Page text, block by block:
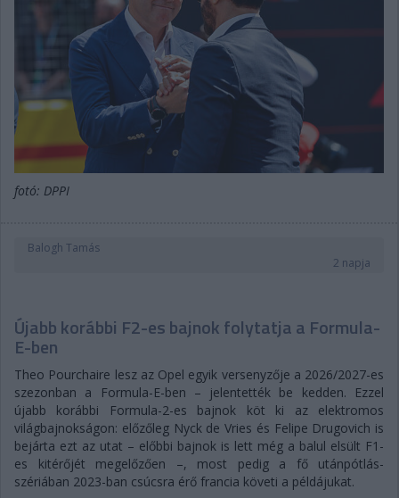
fotó: DPPI
Balogh Tamás
2 napja
Újabb korábbi F2-es bajnok folytatja a Formula-
E-ben
Theo Pourchaire lesz az Opel egyik versenyzője a 2026/2027-es
szezonban a Formula-E-ben – jelentették be kedden. Ezzel
újabb korábbi Formula-2-es bajnok köt ki az elektromos
világbajnokságon: előzőleg Nyck de Vries és Felipe Drugovich is
bejárta ezt az utat – előbbi bajnok is lett még a balul elsült F1-
es kitérőjét megelőzően –, most pedig a fő utánpótlás-
szériában 2023-ban csúcsra érő francia követi a példájukat.